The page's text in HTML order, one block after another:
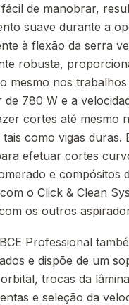
de manobrar,
suave durante a
à flexão da serra
robusta,
mesmo nos trabalhos
de 780 W e a
cortes até mesmo
como vigas duras.
efetuar cortes
e compósitos
o Click & Clean
os outros
Professional
e dispõe de um
trocas da
e seleção da